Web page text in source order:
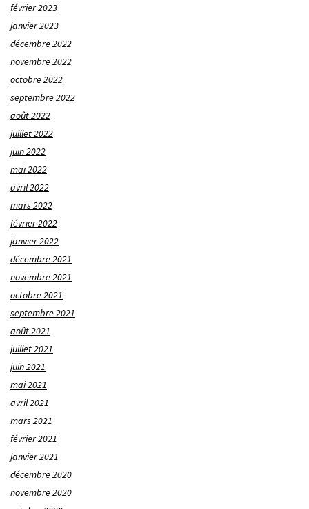
février 2023
janvier 2023
décembre 2022
novembre 2022
octobre 2022
septembre 2022
août 2022
juillet 2022
juin 2022
mai 2022
avril 2022
mars 2022
février 2022
janvier 2022
décembre 2021
novembre 2021
octobre 2021
septembre 2021
août 2021
juillet 2021
juin 2021
mai 2021
avril 2021
mars 2021
février 2021
janvier 2021
décembre 2020
novembre 2020